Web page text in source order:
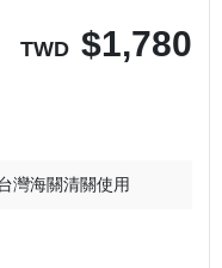
TWD $1,780
灣海關清關使用